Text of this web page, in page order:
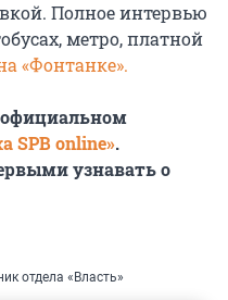
Полное интервью
метро, платной
«Фонтанке».
SPB online».
узнавать о
отдела «Власть»